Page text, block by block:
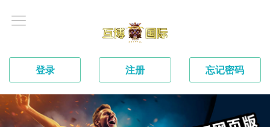
登录 注册 忘记密码